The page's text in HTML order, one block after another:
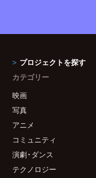
プロジェクトを探す
カテゴリー
映画
写真
アニメ
コミュニティ
演劇・ダンス
テクノロジー